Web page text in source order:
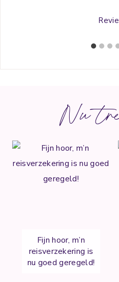
Nu
Fijn hoor, m’n
reisverzekering is
nu goed geregeld!